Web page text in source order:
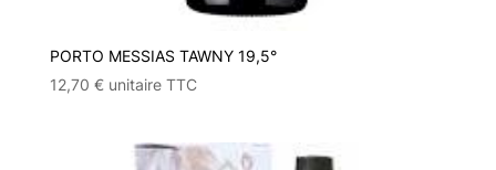
PORTO MESSIAS TAWNY 19,5°
12,70 €unitaire TTC